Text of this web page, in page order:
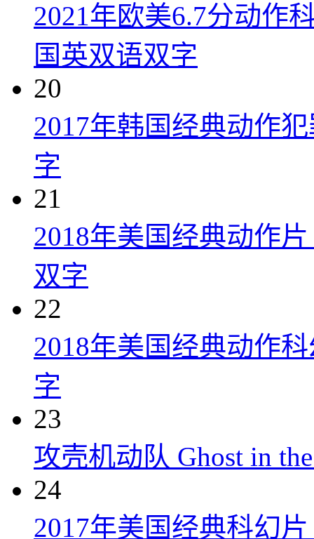
2021年欧美6.7分动作
国英双语双字
20
2017年韩国经典动作
字
21
2018年美国经典动作
双字
22
2018年美国经典动作
字
23
攻壳机动队 Ghost in
24
2017年美国经典科幻